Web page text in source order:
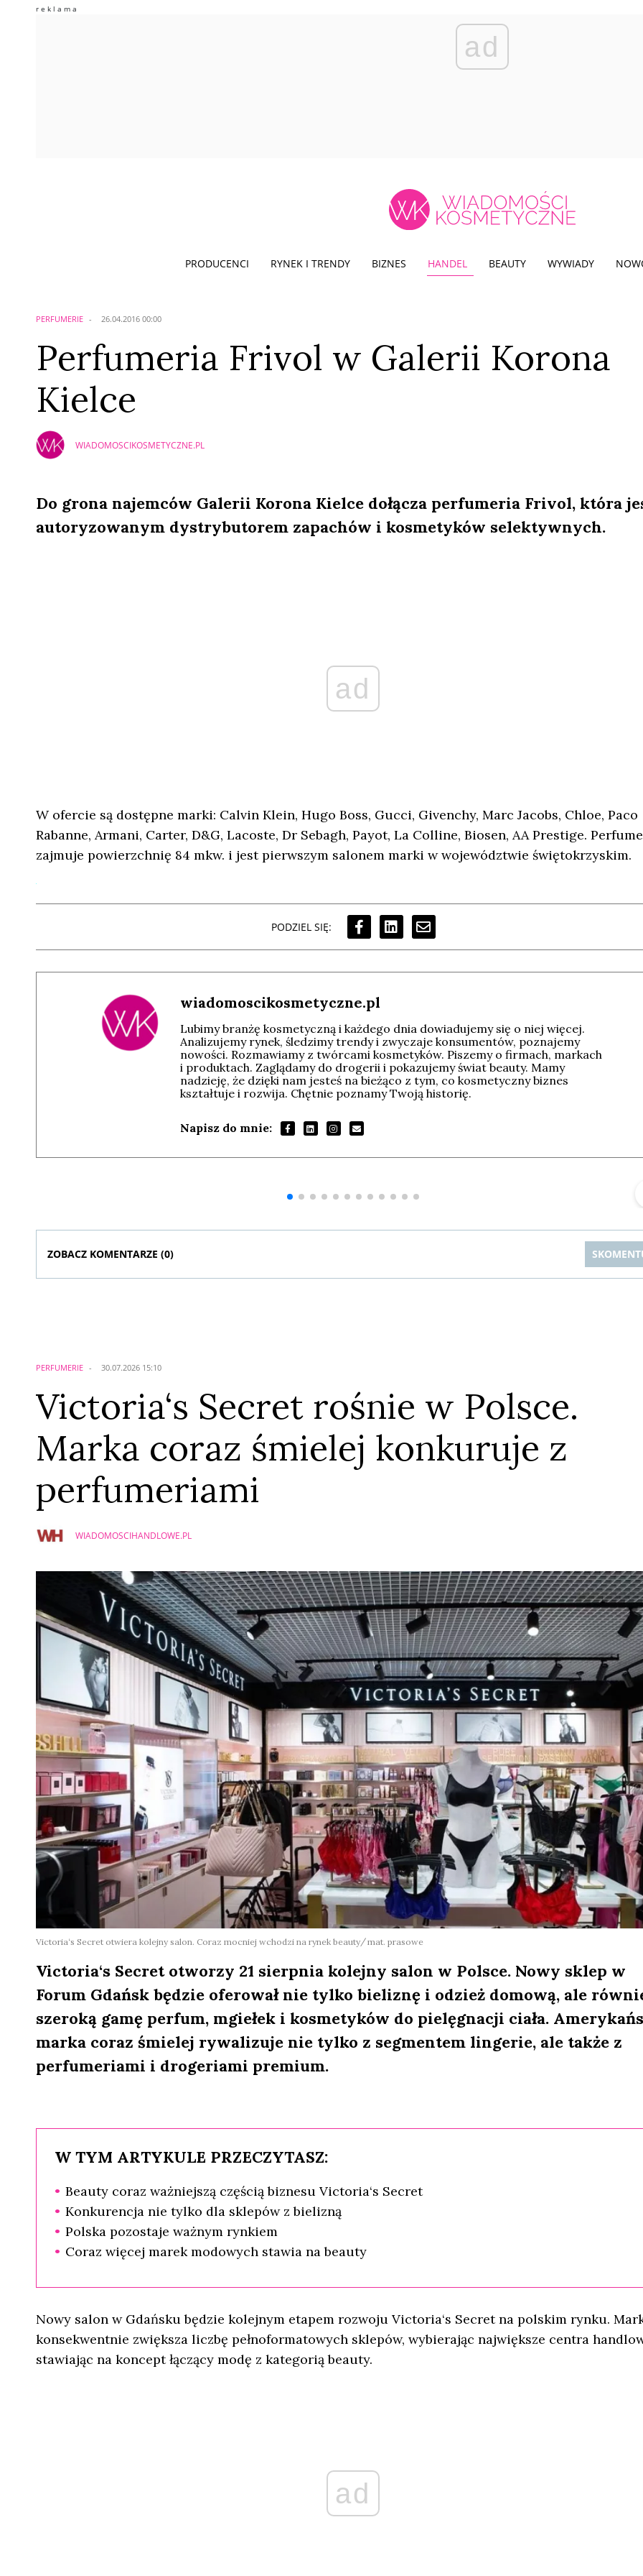
ad
PRODUCENCI RYNEK I TRENDY BIZNES HANDEL BEAUTY WYWIADY
PERFUMERIE 26.04.2016 00:00
Perfumeria Frivol w Galerii Korona
Kielce
WIADOMOSCIKOSMETYCZNE.PL
Do grona najemców Galerii Korona Kielce dołącza perfumeria Frivol, która
autoryzowanym dystrybutorem zapachów i kosmetyków selektywnych.
ad
W ofercie są dostępne marki: Calvin Klein, Hugo Boss, Gucci, Givenchy, Marc Jacobs, Chloe, Paco
Rabanne, Armani, Carter, D&G, Lacoste, Dr Sebagh, Payot, La Colline, Biosen, AA Prestige.
zajmuje powierzchnię 84 mkw. i jest pierwszym salonem marki w województwie świętokrzyskim.
PODZIEL SIĘ:
wiadomoscikosmetyczne.pl
Lubimy branżę kosmetyczną i każdego dnia dowiadujemy się o niej więcej.
Analizujemy rynek, śledzimy trendy i zwyczaje konsumentów, poznajemy
nowości. Rozmawiamy z twórcami kosmetyków. Piszemy o firmach, markach
i produktach. Zaglądamy do drogerii i pokazujemy świat beauty. Mamy
nadzieję, że dzięki nam jesteś na bieżąco z tym, co kosmetyczny biznes
kształtuje i rozwija. Chętnie poznamy Twoją historię.
Napisz do mnie:
Sterniccy
Sterniccy
Michał Stężalski FineDiningWeek
ZOBACZ KOMENTARZE (0)
Anuluj
PERFUMERIE 30.07.2026 15:10
Victoria‘s Secret rośnie w Polsce.
Marka coraz śmielej konkuruje z
perfumeriami
WIADOMOSCIHANDLOWE.PL
Victoria‘s Secret otwiera kolejny salon. Coraz mocniej wchodzi na rynek beauty mat. prasowe
Victoria‘s Secret otworzy 21 sierpnia kolejny salon w Polsce. Nowy sklep w
Forum Gdańsk będzie oferował nie tylko bieliznę i odzież domową, ale
szeroką gamę perfum, mgiełek i kosmetyków do pielęgnacji ciała.
marka coraz śmielej rywalizuje nie tylko z segmentem lingerie, ale także z
perfumeriami i drogeriami premium.
W TYM ARTYKULE PRZECZYTASZ:
Beauty coraz ważniejszą częścią biznesu Victoria‘s Secret
Konkurencja nie tylko dla sklepów z bielizną
Polska pozostaje ważnym rynkiem
Coraz więcej marek modowych stawia na beauty
Nowy salon w Gdańsku będzie kolejnym etapem rozwoju Victoria‘s Secret na polskim rynku.
konsekwentnie zwiększa liczbę pełnoformatowych sklepów, wybierając największe centra
stawiając na koncept łączący modę z kategorią beauty.
ad